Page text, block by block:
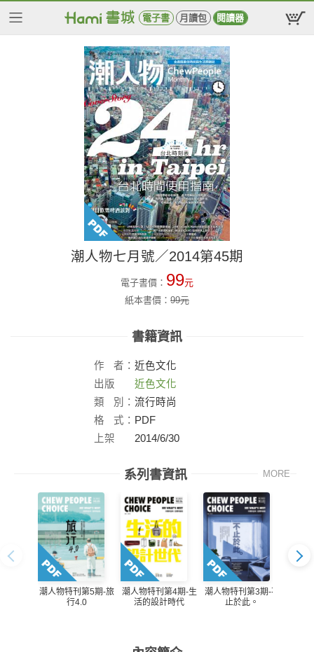
電子書 月讀包 閱讀器
潮人物七月號／2014第45期
電子書價： 99元
紙本書價： 99元
書籍資訊
作 者： 近色文化
出版
社：
近色文化
類
別： 流行時尚
格
式： PDF
上架
2014/6/30
系列書資訊 MORE
潮人物特刊第5期-旅
行4.0
潮人物特刊第4期-生
活的設計時代
潮人物特刊第3期-不
止於此。